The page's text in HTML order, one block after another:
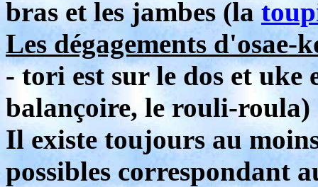
bras et les jambes (la
Les dégagements d'osae-
- tori est sur le dos et uke
balançoire, le rouli-roula)
Il existe toujours au
possibles correspondant